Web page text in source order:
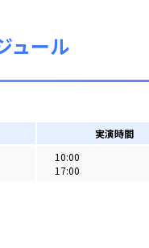
ュール
実演時間
10:00
17:00